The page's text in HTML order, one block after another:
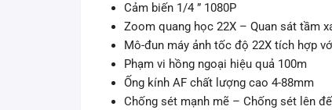
Cảm biến 1/4 ” 1080P
Zoom quang học 22X – Quan sát tầm
Mô-đun máy ảnh tốc độ 22X tích hợp
Phạm vi hồng ngoại hiệu quả 100m
Ống kính AF chất lượng cao 4-88mm
Chống sét mạnh mẽ – Chống sét lên